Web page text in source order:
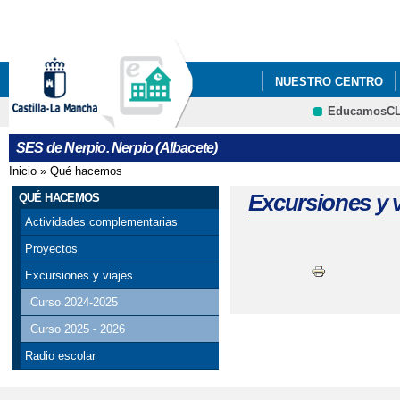
NUESTRO CENTRO
SES de Nerpio. Nerpio (Albacete)
Se encuentra usted aquí
Inicio » Qué hacemos
QUÉ HACEMOS
Actividades complementarias
Proyectos
Excursiones y viajes
Curso 2024-2025
Curso 2025 - 2026
Radio escolar
Excursiones y